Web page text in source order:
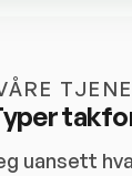
uansett